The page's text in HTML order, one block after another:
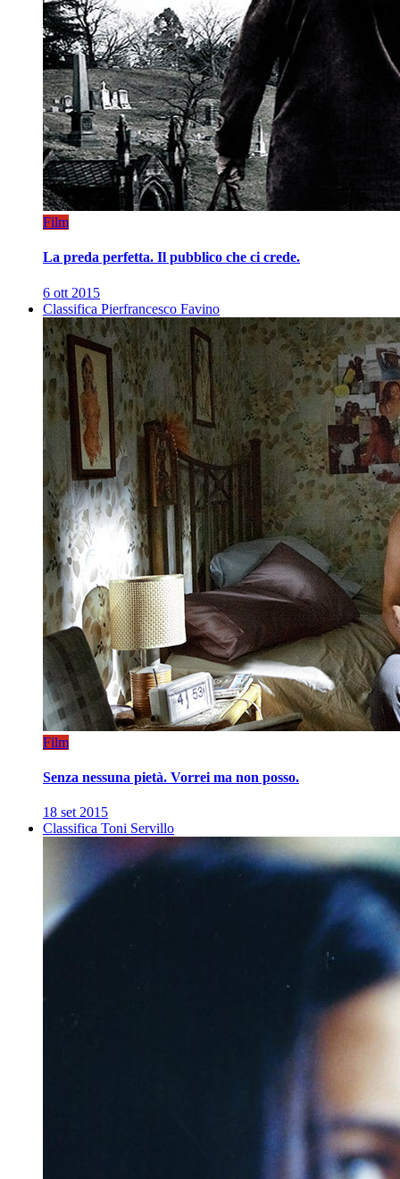
Film
La preda perfetta. Il pubblico che ci crede.
6 ott 2015
Classifica Pierfrancesco Favino
Film
Senza nessuna pietà. Vorrei ma non posso.
18 set 2015
Classifica Toni Servillo